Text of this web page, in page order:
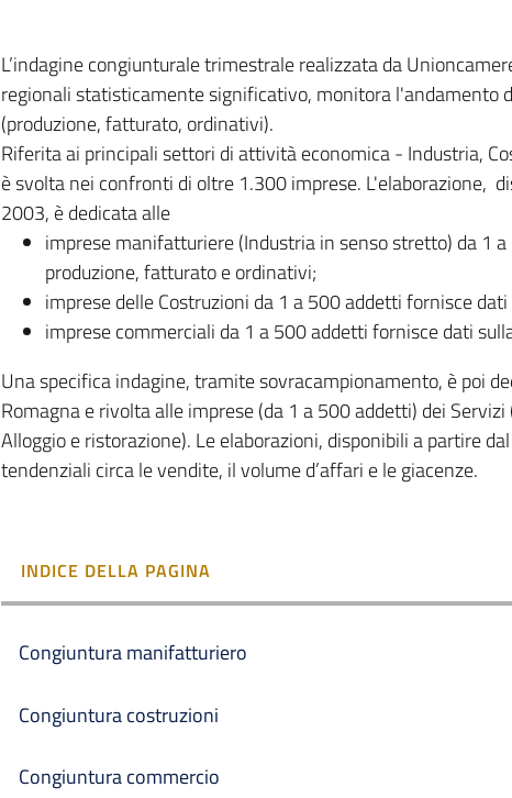
L’indagine congiunturale trimestrale realizzata da
regionali statisticamente significativo, monitora l'andamento
(produzione, fatturato, ordinativi).
Riferita ai principali settori di attività economica - Industria,
è svolta nei confronti di oltre 1.300 imprese. L'elaborazione,
2003, è dedicata alle
imprese manifatturiere (Industria in senso stretto) da 1
produzione, fatturato e ordinativi;
imprese delle Costruzioni da 1 a 500 addetti fornisce
imprese commerciali da 1 a 500 addetti fornisce dati
Una specifica indagine, tramite sovracampionamento, è poi
Romagna e rivolta alle imprese (da 1 a 500 addetti) dei
Alloggio e ristorazione). Le elaborazioni, disponibili a partire
tendenziali circa le vendite, il volume d’affari e le giacenze.
INDICE DELLA PAGINA
Congiuntura manifatturiero
Congiuntura costruzioni
Congiuntura commercio